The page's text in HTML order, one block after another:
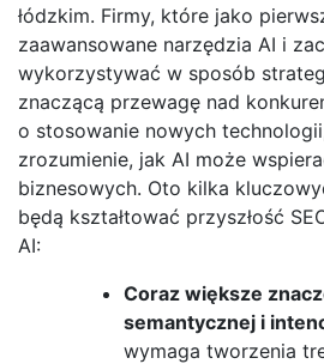
łódzkim. Firmy, które jako
zaawansowane narzędzia AI i
wykorzystywać w sposób
znaczącą przewagę nad
o stosowanie nowych
zrozumienie, jak AI może
biznesowych. Oto kilka
będą kształtować przyszłość
AI:
Coraz większe
semantycznej i
wymaga tworzenia